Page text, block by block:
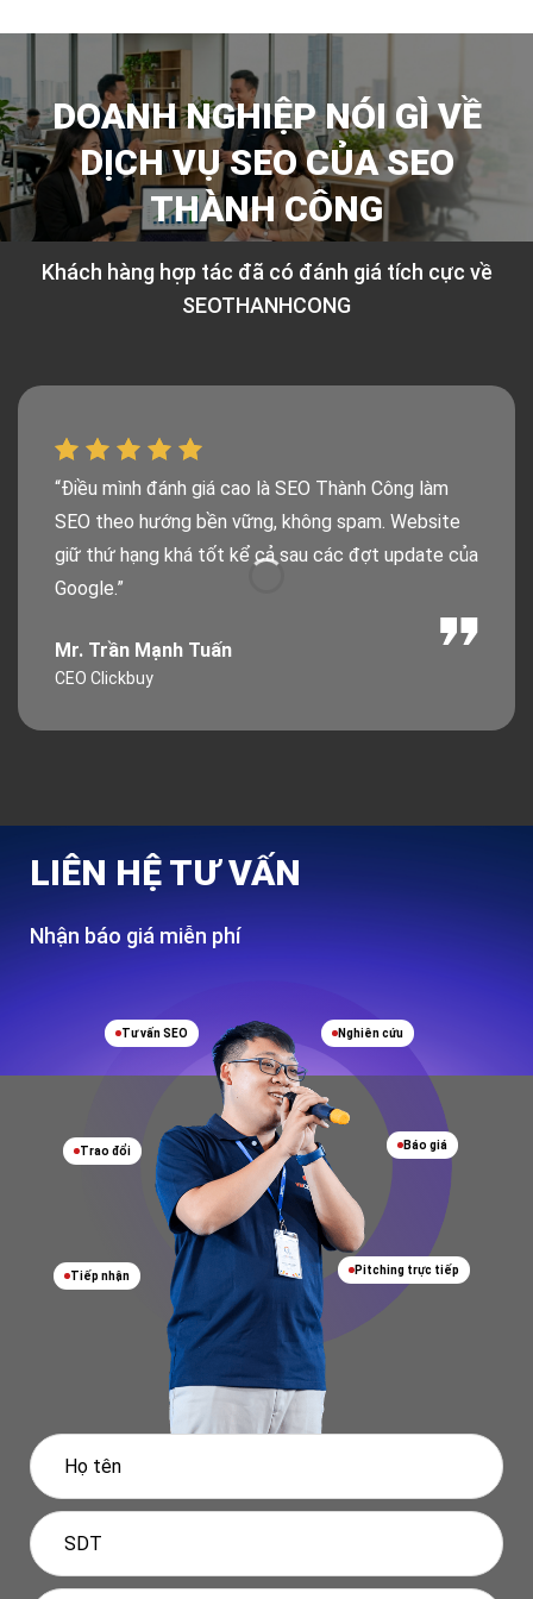
DOANH NGHIỆP NÓI GÌ VỀ
DỊCH VỤ SEO CỦA SEO
THÀNH CÔNG
Khách hàng hợp tác đã có đánh giá tích cực về
SEOTHANHCONG
“Điều mình đánh giá cao là SEO Thành Công làm
SEO theo hướng bền vững, không spam. Website
giữ thứ hạng khá tốt kể cả sau các đợt update của
Google.”
Mr. Trần Mạnh Tuấn
CEO Clickbuy
LIÊN HỆ TƯ VẤN
Nhận báo giá miễn phí
Tư vấn SEO
Trao đổi
Tiếp nhận
Nghiên cứu
Báo giá
Pitching trực tiếp